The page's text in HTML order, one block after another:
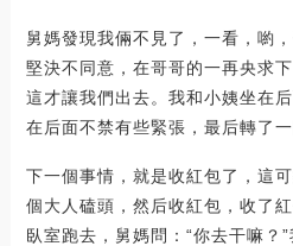
舅媽發現我倆不見了，一看，喲
堅決不同意，在哥哥的一再央求
這才讓我們出去。我和小姨坐在
在后面不禁有些緊張，最后轉了
下一個事情，就是收紅包了，這
個大人磕頭，然后收紅包，收了
臥室跑去，舅媽問：“你去干嘛？